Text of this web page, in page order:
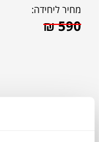
מחיר ליחידה:
₪590